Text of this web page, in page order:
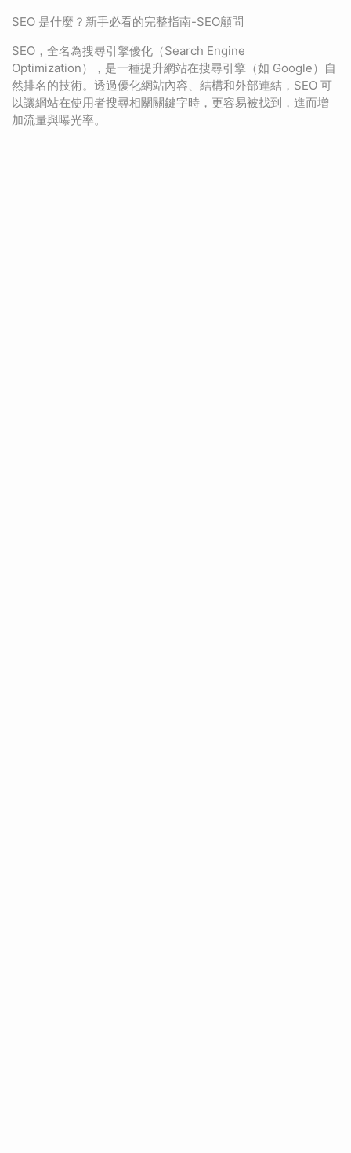
SEO 是什麼？新手必看的完整指南-SEO顧問
SEO，全名為搜尋引擎優化（Search Engine
Optimization），是一種提升網站在搜尋引擎（如 Google）自
然排名的技術。透過優化網站內容、結構和外部連結，SEO 可
以讓網站在使用者搜尋相關關鍵字時，更容易被找到，進而增
加流量與曝光率。